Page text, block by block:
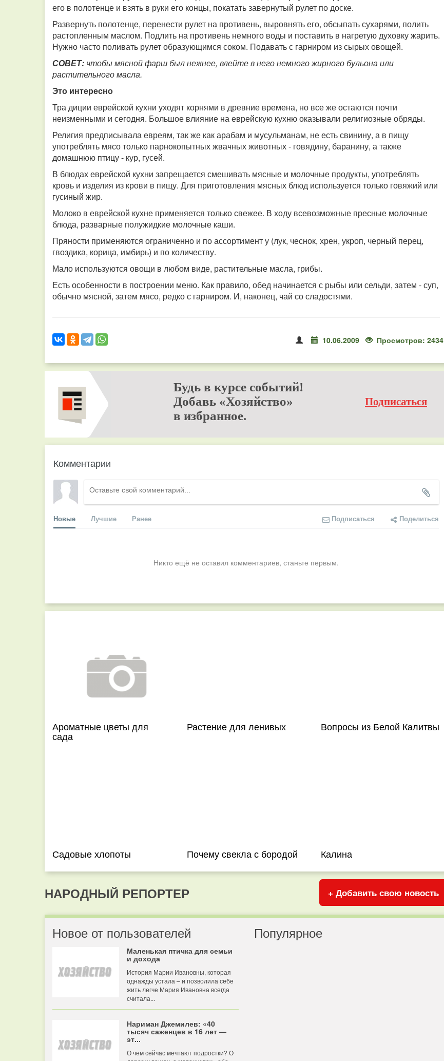
его в полотенце и взять в руки его концы, покатать завернутый рулет по доске.
Развернуть полотенце, перенести рулет на противень, выровнять его, обсыпать сухарями, полить
растопленным маслом. Подлить на противень немного воды и поставить в нагретую духовку жарить.
Нужно часто поливать рулет образующимся соком. Подавать с гарниром из сырых овощей.
СОВЕТ: чтобы мясной фарш был нежнее, влейте в него немного жирного бульона или
растительного масла.
Это интересно
Тра диции еврейской кухни уходят корнями в древние времена, но все же остаются почти
неизменными и сегодня. Большое влияние на еврейскую кухню оказывали религиозные обряды.
Религия предписывала евреям, так же как арабам и мусульманам, не есть свинину, а в пищу
употреблять мясо только парнокопытных жвачных животных - говядину, баранину, а также
домашнюю птицу - кур, гусей.
В блюдах еврейской кухни запрещается смешивать мясные и молочные продукты, употреблять
кровь и изделия из крови в пищу. Для приготовления мясных блюд используется только говяжий или
гусиный жир.
Молоко в еврейской кухне применяется только свежее. В ходу всевозможные пресные молочные
блюда, разварные полужидкие молочные каши.
Пряности применяются ограниченно и по ассортимент у (лук, чеснок, хрен, укроп, черный перец,
гвоздика, корица, имбирь) и по количеству.
Мало используются овощи в любом виде, растительные масла, грибы.
Есть особенности в построении меню. Как правило, обед начинается с рыбы или сельди, затем - суп,
обычно мясной, затем мясо, редко с гарниром. И, наконец, чай со сладостями.
10.06.2009 Просмотров: 2434
Будь в курсе событий!
Добавь «Хозяйство»
в избранное.
Подписаться
Комментарии
Новые Лучшие Ранее Подписаться Поделиться
Никто ещё не оставил комментариев, станьте первым.
Ароматные цветы для
сада
Растение для ленивых Вопросы из Белой Калитвы
Садовые хлопоты Почему свекла с бородой Калина
НАРОДНЫЙ РЕПОРТЕР + Добавить свою новость
Новое от пользователей
Маленькая птичка для семьи
и дохода
История Марии Ивановны, которая
однажды устала – и позволила себе
жить легче Мария Ивановна всегда
считала...
Нариман Джемилев: «40
тысяч саженцев в 16 лет —
эт...
О чем сейчас мечтают подростки? О
Популярное